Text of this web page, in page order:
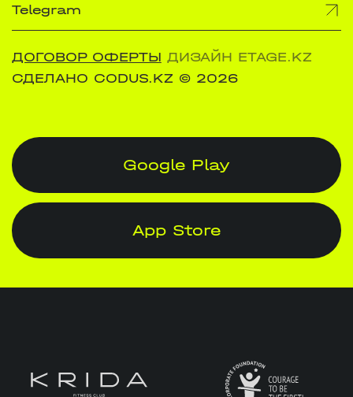
Telegram
ДОГОВОР ОФЕРТЫ ДИЗАЙН ETAGE.KZ
СДЕЛАНО CODUS.KZ © 2026
Google Play
App Store